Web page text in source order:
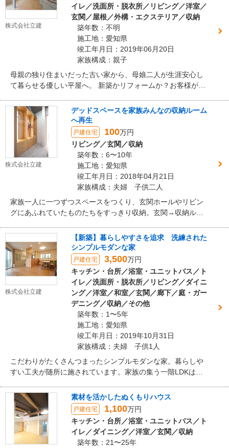
株式会社立建
イレ／洗面所・脱衣所／リビング／洋室／
玄関／屋根／外構・エクステリア／収納
築年数：不明
施工地：愛知県
竣工年月日：2019年06月20日
家族構成：親子
母親の独り住まいだった古い家から、母娘二人が生涯安心し
て暮らせる優しい平屋へ。 新築かリフォームか？お客様が選
でした。
株式会社立建
デッドスペースを家族みんなの収納ルーム
へ再生
戸建住宅 100万円
リビング／玄関／収納
築年数：6〜10年
施工地：愛知県
竣工年月日：2018年04月21日
家族構成：夫婦 子供二人
家族一人に一つずつスペースをつくり、玄関ホールやリビン
グにあふれていたものたちをすっきり収納。玄関→収納ルー
ォーム！
株式会社立建
【新築】暮らしやすさを追求 洗練された
シンプルモダンな家
戸建住宅 3,500万円
キッチン・台所／浴室・ユニットバス／ト
イレ／洗面所・脱衣所／リビング／ダイニ
ング／洋室／和室／玄関／廊下／庭・ガー
デニング／収納／その他
築年数：1〜5年
施工地：愛知県
竣工年月日：2019年10月31日
家族構成：夫婦 子供1人
こだわりがたくさんつまったシンプルモダンな家。暮らしや
すい工夫が随所に施されています。家族の集う一階LDKは全
見渡せます。
素材を活かしたぬくもりハウス
戸建住宅 1,100万円
キッチン・台所／浴室・ユニットバス／ト
イレ／ダイニング／洋室／玄関／収納
築年数：21〜25年